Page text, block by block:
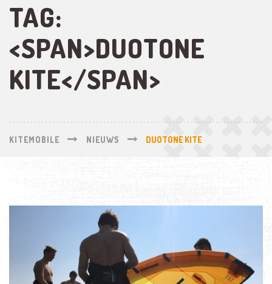
TAG:
<SPAN>DUOTONE
KITE</SPAN>
KITEMOBILE NIEUWS DUOTONE KITE